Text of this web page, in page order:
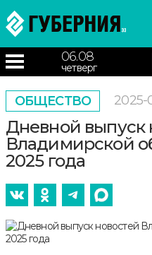
06.08
четверг
ОБЩЕСТВО 2025-
Дневной выпуск
Владимирской
2025 года